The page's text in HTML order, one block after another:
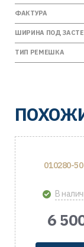
ФАКТУРА
ШИРИНА ПОД
ТИП РЕМЕШКА
010280-
В
6